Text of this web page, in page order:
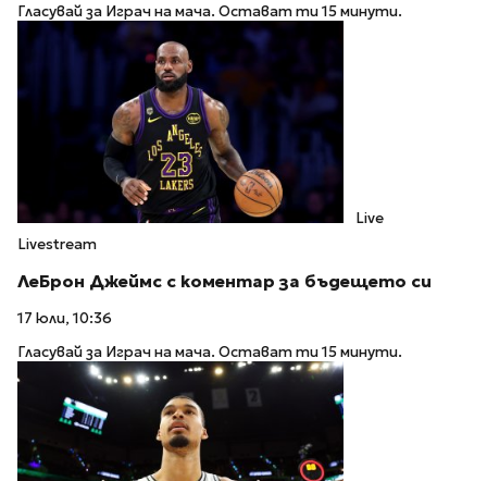
Гласувай за Играч на мача. Остават ти 15 минути.
Live
Livestream
ЛеБрон Джеймс с коментар за бъдещето си
17 юли, 10:36
Гласувай за Играч на мача. Остават ти 15 минути.